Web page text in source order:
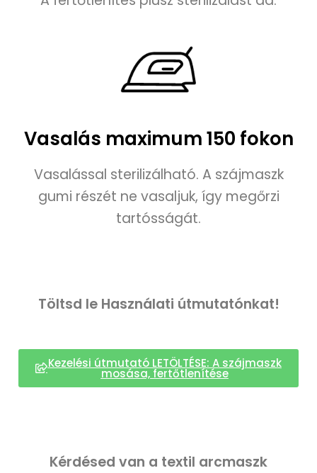
Vasalás maximum 150 fokon
Vasalással sterilizálható. A szájmaszk
gumi részét ne vasaljuk, így megőrzi
tartósságát.
Töltsd le Használati útmutatónkat!
Kezelési útmutató LETÖLTÉSE: A szájmaszk
mosása, fertőtlenítése
Kérdésed van a textil arcmaszk